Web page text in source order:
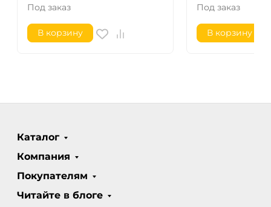
Под заказ
В корзину
Под заказ
В корзину
Каталог
Компания
Покупателям
Читайте в блоге